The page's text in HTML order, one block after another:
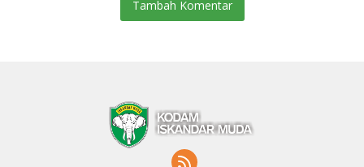
Tambah Komentar